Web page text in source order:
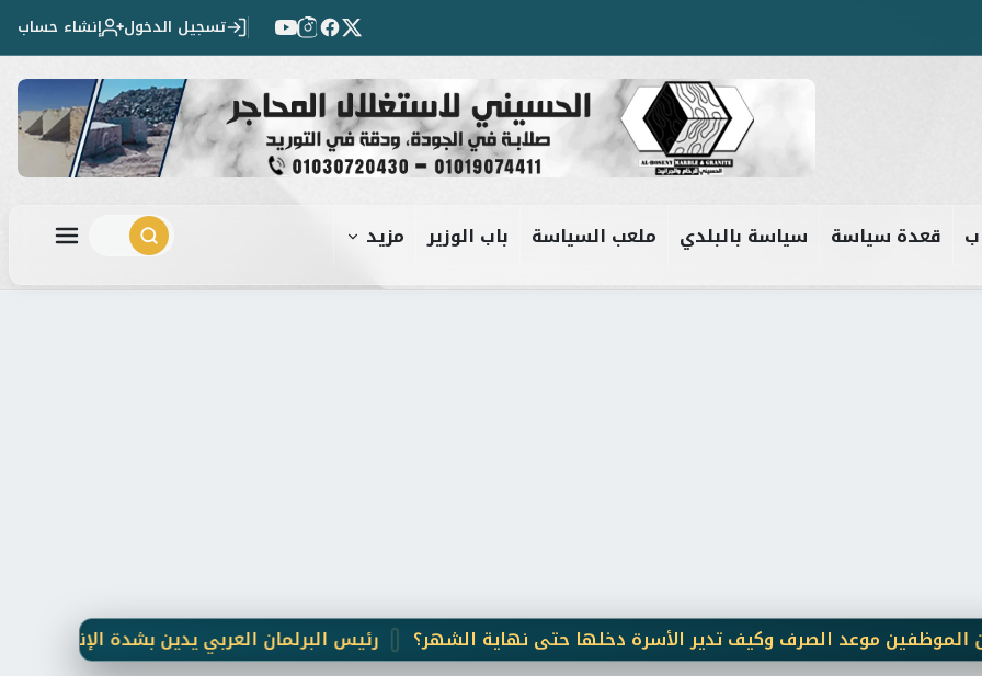
تسجيل الدخول إنشاء حساب
قعدة سياسة سياسة بالبلدي ملعب السياسة باب الوزير مزيد
رئيس البرلمان العربي يدين بشدة الإنفجار